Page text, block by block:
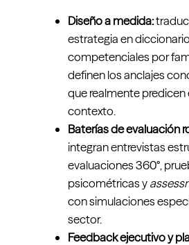
Diseño a medida:
estrategia en
competenciales por
definen los anclajes
que realmente predicen
contexto.
Baterías de evaluación
integran entrevistas
evaluaciones 360°,
psicométricas y
con simulaciones
sector.
Feedback ejecutivo y